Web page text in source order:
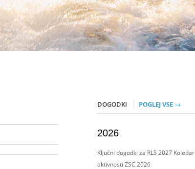
DOGODKI POGLEJ VSE →
2026
Ključni dogodki za RLS 2027 Koledar
aktivnosti ZSC 2026